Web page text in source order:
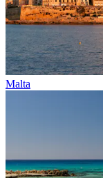
Malta